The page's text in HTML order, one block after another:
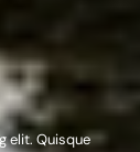
elit. Quisque